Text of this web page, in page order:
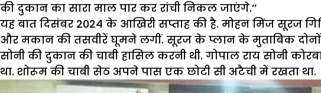
की दुकान का सारा माल पार कर रांची निकल जाएंगे.’’
यह बात दिसंबर 2024 के आखिरी सप्ताह की है. मोहन मिंज
और मकान की तसवीरें घूमने लगीं. सूरज के प्लान के मुताबिक
सोनी की दुकान की चाबी हासिल करनी थी. गोपाल राय सोनी
था. शोरूम की चाबी सेठ अपने पास एक छोटी सी अटैची में रखता था.